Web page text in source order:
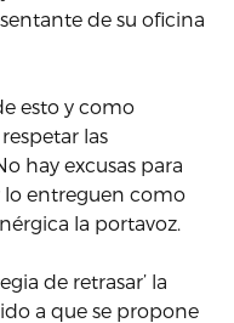
de su oficina
esto y como
las
hay excusas para
entreguen como
la portavoz.
de retrasar’ la
a que se propone